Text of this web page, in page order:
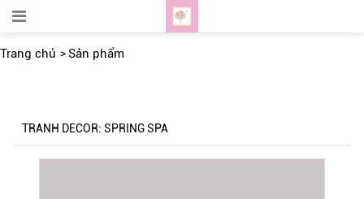
Trang chủ Sản phẩm
TRANH DECOR: SPRING SPA